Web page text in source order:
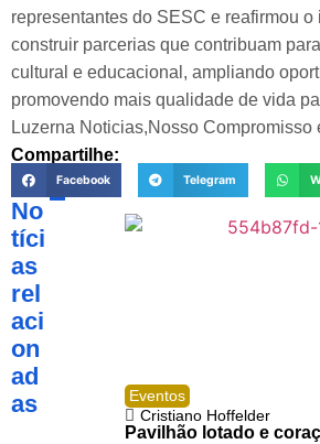
representantes do SESC e reafirmou o
construir parcerias que contribuam
cultural e educacional, ampliando
promovendo mais qualidade de vida
Luzerna Noticias,Nosso Compromisso
Compartilhe:
Facebook Telegram
No
tíci
as
rel
aci
on
ad
as
Eventos
Cristiano Hoffelder
Pavilhão lotado e